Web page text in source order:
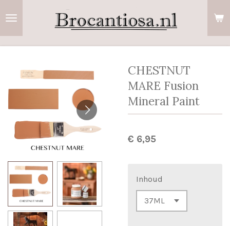
CHESTNUT
MARE Fusion
Mineral Paint
€ 6,95
Inhoud